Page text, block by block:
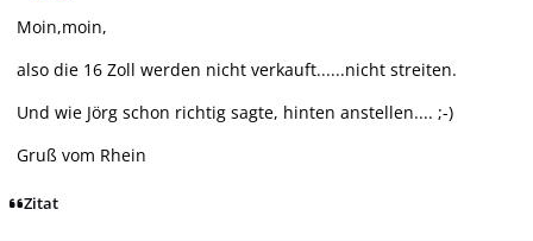
Moin,moin,
also die 16 Zoll werden nicht verkauft......nicht streiten.
Und wie Jörg schon richtig sagte, hinten anstellen.... ;-)
Gruß vom Rhein
Zitat